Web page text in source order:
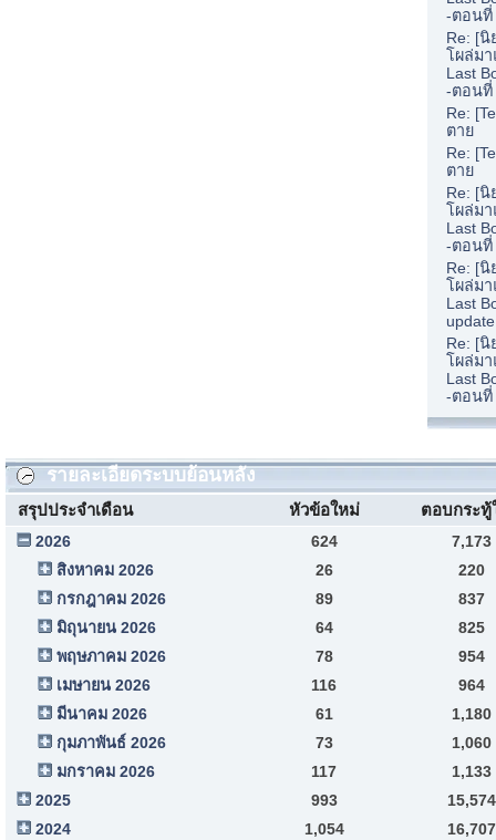
-ตอนที่
Re: [
โผล่มา
Last
-ตอนที่
Re:
ตาย
Re:
ตาย
Re: [
โผล่มา
Last
-ตอนที่
Re: [
โผล่มา
Last
Re: [
โผล่มา
Last
-ตอนที่
รายละเอียดระบบย้อนหลัง
สรุปประจำเดือน หัวข้อใหม่ ตอบกระทู้
2026 624
7,173
สิงหาคม 2026
26
220
กรกฎาคม 2026
89
837
มิถุนายน 2026
64
825
พฤษภาคม 2026
78
954
เมษายน 2026
116
964
มีนาคม 2026
61
1,180
กุมภาพันธ์ 2026
73
1,060
มกราคม 2026
117
1,133
2025
993
15,574
2024
1,054 16,707